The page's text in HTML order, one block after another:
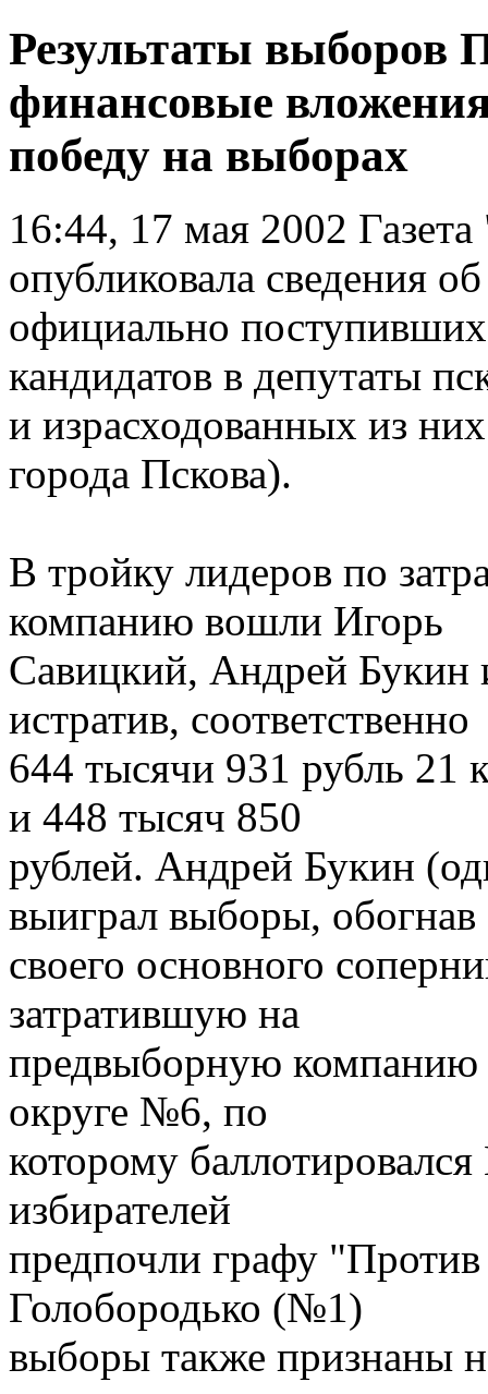
Результаты выборов
финансовые
победу на выборах
16:44, 17 мая 2002
опубликовала сведения
официально
кандидатов в депутаты
и израсходованных из
города Пскова).
В тройку лидеров по
компанию вошли Игорь
Савицкий, Андрей Букин
истратив, соответственно
644 тысячи 931 рубль 21
и 448 тысяч 850
рублей. Андрей Букин
выиграл выборы, обогнав
своего основного
затратившую на
предвыборную компанию
округе №6, по
которому
избирателей
предпочли графу
Голобородько (№1)
выборы также признаны